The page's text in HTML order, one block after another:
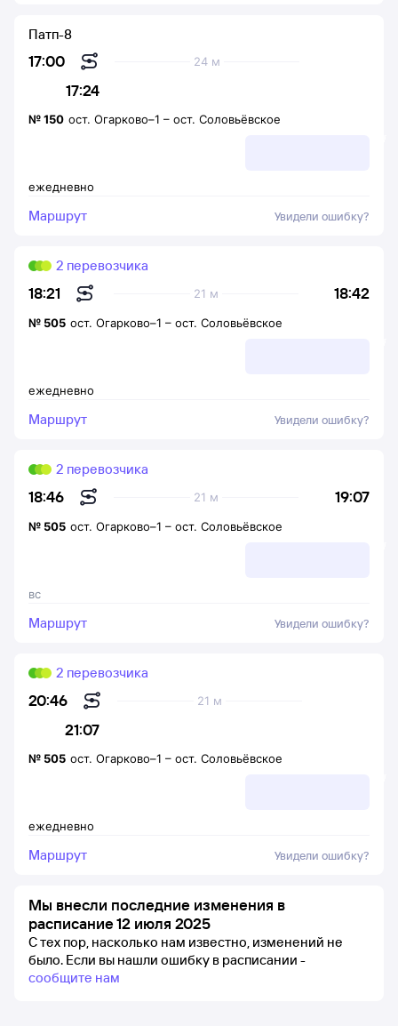
17:00
17:24
24 м
Патп-8
ежедневно
№150 ост. Огарково–1 – ост. Соловьёвское
Маршрут Увидели ошибку?
18:21 18:42
21 м
2 перевозчика
ежедневно
№ 505 ост. Огарково–1 – ост. Соловьёвское
Маршрут Увидели ошибку?
18:46 19:07
21 м
2 перевозчика
вс
№ 505 ост. Огарково–1 – ост. Соловьёвское
Маршрут Увидели ошибку?
20:46
21:07
21 м
2 перевозчика
ежедневно
№ 505 ост. Огарково–1 – ост. Соловьёвское
Маршрут Увидели ошибку?
Мы внесли последние изменения в
расписание 12 июля 2025
С тех пор, насколько нам известно, изменений не
было. Если вы нашли ошибку в расписании -
сообщите нам